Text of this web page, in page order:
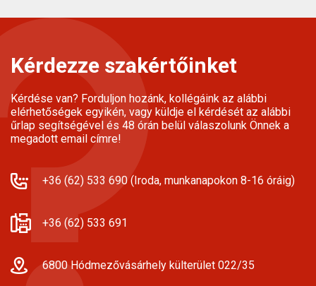
Kérdezze szakértőinket
Kérdése van? Forduljon hozánk, kollégáink az alábbi
elérhetőségek egyikén, vagy küldje el kérdését az alábbi
űrlap segítségével és 48 órán belül válaszolunk Önnek a
megadott email címre!
+36 (62) 533 690 (Iroda, munkanapokon 8-16 óráig)
+36 (62) 533 691
6800 Hódmezővásárhely külterület 022/35